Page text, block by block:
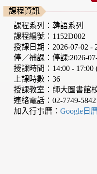
課程資訊
課程系列：韓語系列
課程編號：1152D002
授課日期：2026-07-02 -
停／補課：停課:2026-
授課時間：14:00 - 17:00
上課時數：36
授課教室：師大圖書館
連絡電話：02-7749-
加入行事曆：Google日